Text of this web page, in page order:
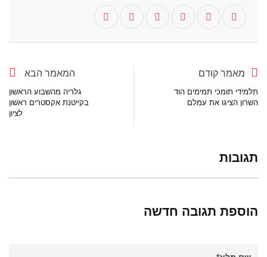
מאמר קודם
תלמידי תומכי תמימים הוד
השרון הציגו את עמלם
המאמר הבא
גלריה מהשבוע הראשון
בקייטנת אקסטרים ראשון
לציון
תגובות
הוספת תגובה חדשה